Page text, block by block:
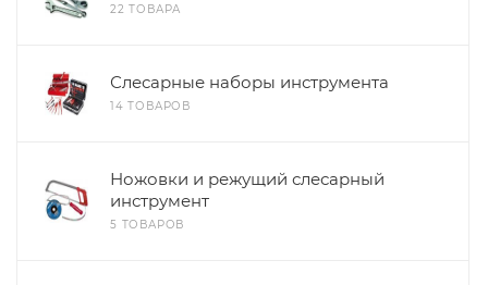
22 ТОВАРА
Слесарные наборы инструмента
14 ТОВАРОВ
Ножовки и режущий слесарный
инструмент
5 ТОВАРОВ